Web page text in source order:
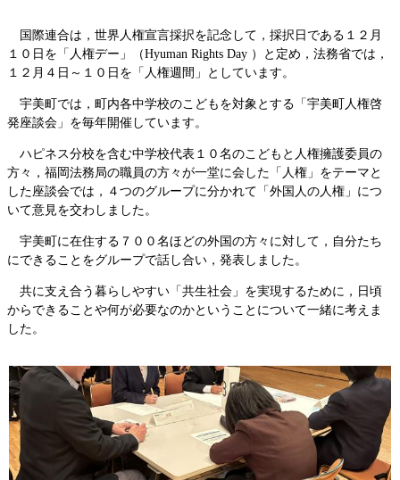
国際連合は，世界人権宣言採択を記念して，採択日である１２月
１０日を「人権デー」（Hyuman Rights Day ）と定め，法務省では，
１２月４日～１０日を「人権週間」としています。
宇美町では，町内各中学校のこどもを対象とする「宇美町人権啓
発座談会」を毎年開催しています。
ハピネス分校を含む中学校代表１０名のこどもと人権擁護委員の
方々，福岡法務局の職員の方々が一堂に会した「人権」をテーマと
した座談会では，４つのグループに分かれて「外国人の人権」につ
いて意見を交わしました。
宇美町に在住する７００名ほどの外国の方々に対して，自分たち
にできることをグループで話し合い，発表しました。
共に支え合う暮らしやすい「共生社会」を実現するために，日頃
からできることや何が必要なのかということについて一緒に考えま
した。